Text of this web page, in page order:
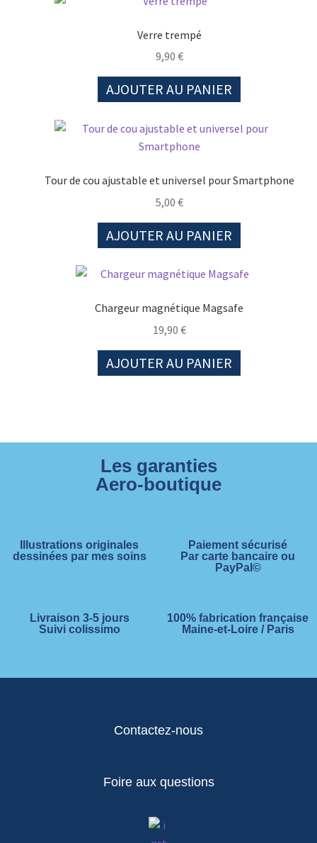
Verre trempé
9,90 €
AJOUTER AU PANIER
Tour de cou ajustable et universel pour Smartphone
5,00 €
AJOUTER AU PANIER
Chargeur magnétique Magsafe
19,90 €
AJOUTER AU PANIER
Les garanties
Aero-boutique
Illustrations originales
dessinées par mes soins
Paiement sécurisé
Par carte bancaire ou
PayPal©
Livraison 3-5 jours
Suivi colissimo
100% fabrication française
Maine-et-Loire / Paris
Contactez-nous
Foire aux questions